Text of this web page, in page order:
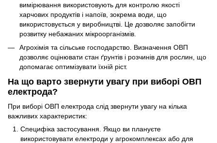
вимірювання використовують для контролю якості
харчових продуктів і напоїв, зокрема води, що
використовується у виробництві. Це дозволяє запобігти
розвитку небажаних мікроорганізмів.
Агрохімія та сільське господарство. Визначення ОВП
дозволяє оцінювати стан ґрунтів і розчинів для рослин, що
допомагає оптимізувати їхній ріст.
На що варто звернути увагу при виборі ОВП
електрода?
При виборі ОВП електрода слід звернути увагу на кілька
важливих характеристик:
Специфіка застосування. Якщо ви плануєте
використовувати електроди у агрокомплексах або для